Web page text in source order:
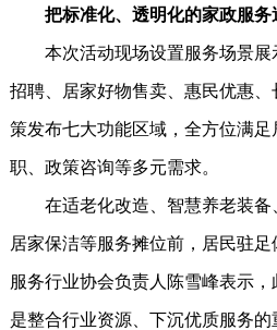
把标准化、透明化的家政服务
本次活动现场设置服务场景展
招聘、居家好物售卖、惠民优惠
策发布七大功能区域，全方位满
职、政策咨询等多元需求。
在适老化改造、智慧养老装备
居家保洁等服务摊位前，居民驻
服务行业协会负责人陈雪峰表示
是整合行业资源、下沉优质服务